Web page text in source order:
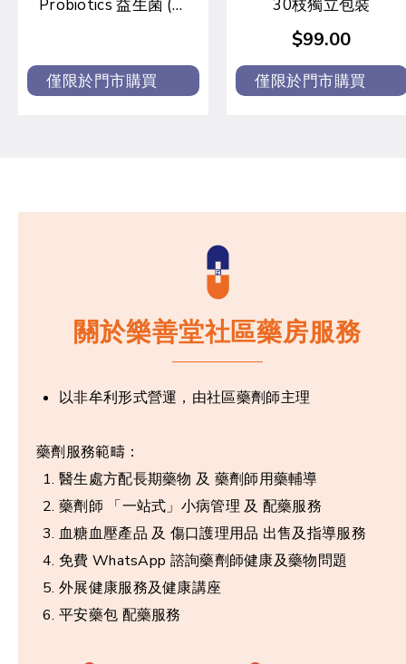
Probiotics 益生菌 (檸
僅限於門市購買
30枝獨立包裝
$99.00
僅限於門市購買
關於樂善堂社區藥房服務
以非牟利形式營運，由社區藥劑師主理
藥劑服務範疇：
醫生處方配長期藥物 及 藥劑師用藥輔導
藥劑師 「一站式」小病管理 及 配藥服務
血糖血壓產品 及 傷口護理用品 出售及指導服務
免費 WhatsApp 諮詢藥劑師健康及藥物問題
外展健康服務及健康講座
平安藥包 配藥服務